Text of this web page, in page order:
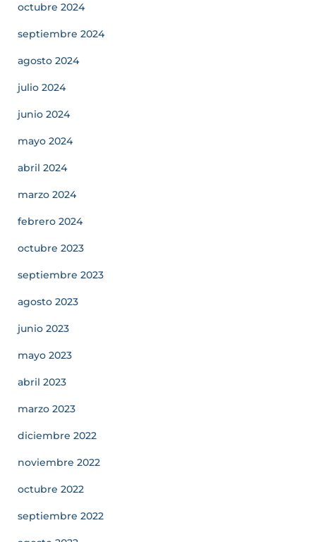
octubre 2024
septiembre 2024
agosto 2024
julio 2024
junio 2024
mayo 2024
abril 2024
marzo 2024
febrero 2024
octubre 2023
septiembre 2023
agosto 2023
junio 2023
mayo 2023
abril 2023
marzo 2023
diciembre 2022
noviembre 2022
octubre 2022
septiembre 2022